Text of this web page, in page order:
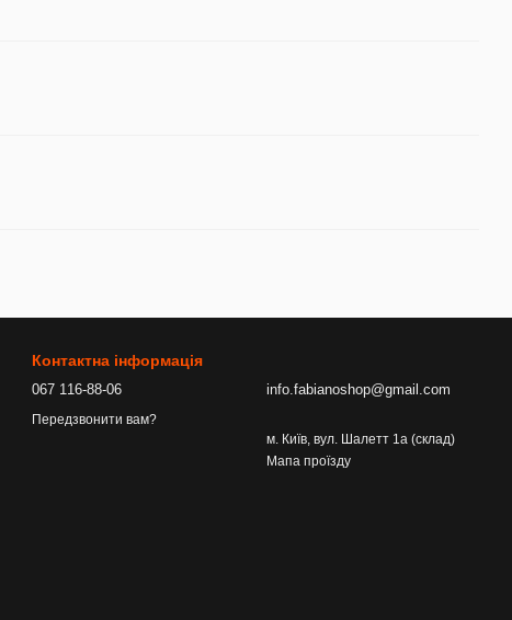
Контактна інформація
067 116-88-06
Передзвонити вам?
info.fabianoshop@gmail.com
м. Київ, вул. Шалетт 1а (склад)
Мапа проїзду